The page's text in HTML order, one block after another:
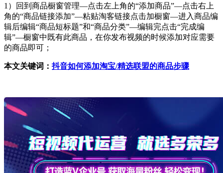
1）回到商品橱窗管理—点击左上角的“添加商品”—点击右上
角的“商品链接添加”—粘贴淘客链接点击加橱窗—进入商品编
辑后编辑“商品短标题”和“商品分类”—编辑完点击“完成编
辑”—橱窗中既有此商品，在你发布视频的时候添加对应需要
的商品即可；
本文关键词：抖音如何添加淘宝/精选联盟的商品步骤